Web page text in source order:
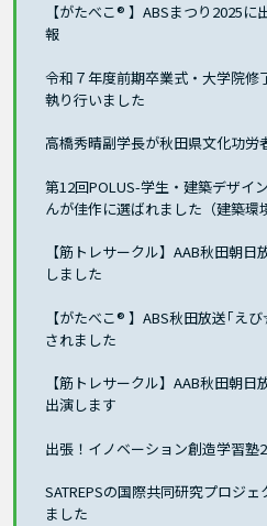
【がたべこ® 】ABSまつり2025
報
令和７年度前期卒業式・大学院修
執り行いました
高橋秀晴副学長が秋田県文化功労
第12回POLUS-学生・建築デザイ
んが佳作に選ばれました（建築環
【筋トレサークル】AAB秋田朝
しました
【がたべこ® 】ABS秋田放送｢え
されました
【筋トレサークル】AAB秋田朝
出演します
出張！イノベーション創造学習塾
SATREPSの国際共同研究プロジ
ました